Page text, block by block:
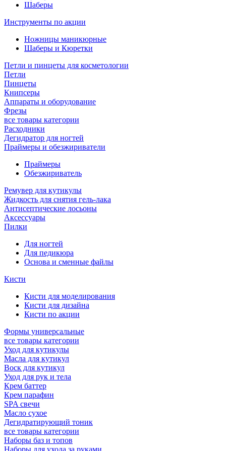
Шаберы
Инструменты по акции
Ножницы маникюрные
Шаберы и Кюретки
Петли и пинцеты для косметологии
Петли
Пинцеты
Книпсеры
Аппараты и оборудование
Фрезы
все товары категории
Расходники
Дегидратор для ногтей
Праймеры и обезжириватели
Праймеры
Обезжириватель
Ремувер для кутикулы
Жидкость для снятия гель-лака
Антисептические лосьоны
Аксессуары
Пилки
Для ногтей
Для педикюра
Основа и сменные файлы
Кисти
Кисти для моделирования
Кисти для дизайна
Кисти по акции
Формы универсальные
все товары категории
Уход для кутикулы
Масла для кутикул
Воск для кутикул
Уход для рук и тела
Крем баттер
Крем парафин
SPA свечи
Масло сухое
Дегидратирующий тоник
все товары категории
Наборы баз и топов
Наборы для ухода за руками